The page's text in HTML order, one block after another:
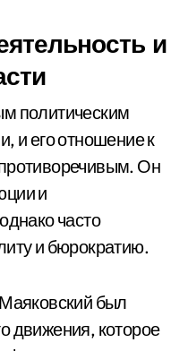
и
политическим
и его отношение к
Он
и
часто
и бюрократию.
был
движения, которое